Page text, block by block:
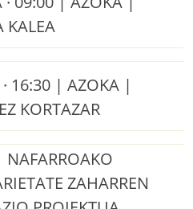
KALEA
· 16:30 | AZOKA |
KORTAZAR
ZAHARREN